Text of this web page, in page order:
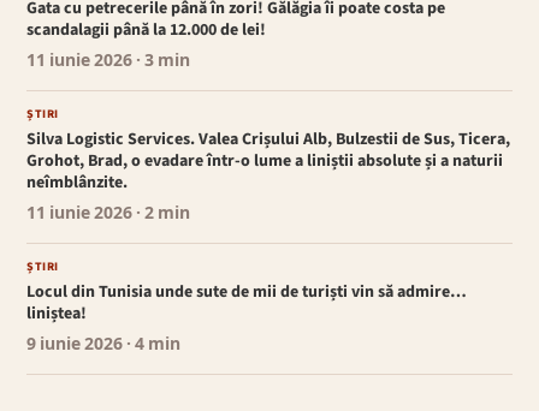
Gata cu petrecerile până în zori! Gălăgia îi poate costa pe
scandalagii până la 12.000 de lei!
11 iunie 2026 · 3 min
ȘTIRI
Silva Logistic Services. Valea Crișului Alb, Bulzestii de Sus, Ticera,
Grohot, Brad, o evadare într-o lume a liniștii absolute și a naturii
neîmblânzite.
11 iunie 2026 · 2 min
ȘTIRI
Locul din Tunisia unde sute de mii de turiști vin să admire…
liniștea!
9 iunie 2026 · 4 min